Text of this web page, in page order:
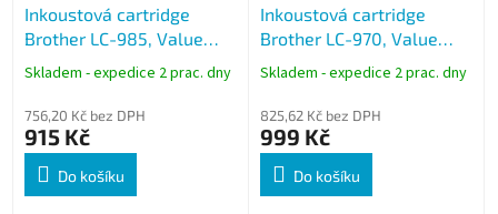
Inkoustová cartridge
Brother LC-985, Value
Pack
Skladem - expedice 2 prac. dny
756,20 Kč bez DPH
915 Kč
Do košíku
Inkoustová cartridge
Brother LC-970, Value
Pack
Skladem - expedice 2 prac. dny
825,62 Kč bez DPH
999 Kč
Do košíku